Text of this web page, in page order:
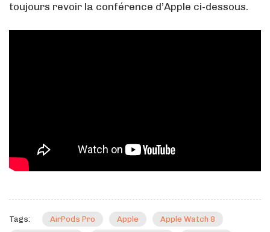
toujours revoir la conférence d’Apple ci-dessous.
Tags: AirPods Pro Apple Apple Watch 8